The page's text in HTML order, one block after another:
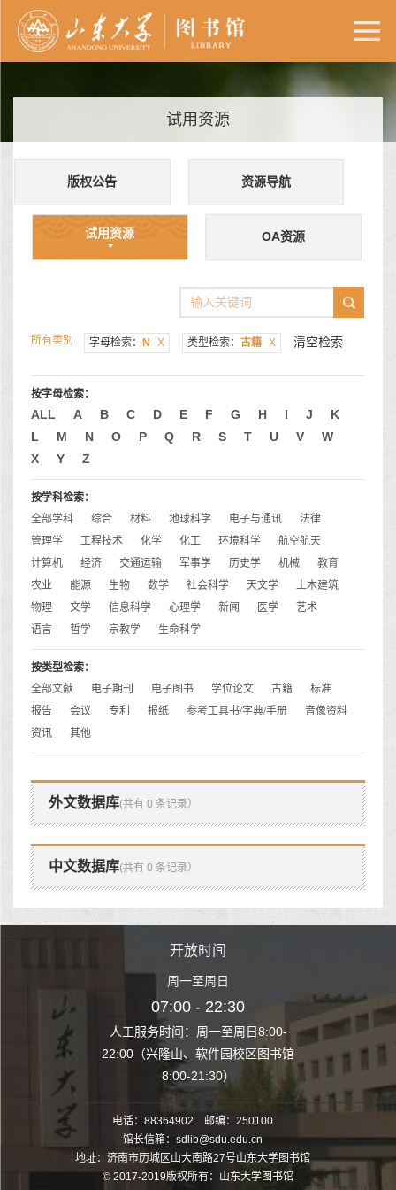
试用资源
版权公告 资源导航
试用资源 OA资源
所有类别 字母检索： N X 类型检索： 古籍 X 清空检索
按字母检索：
ALL A B C D E F G H I J
K
L
M N O P Q R S T U V
W
X
Y Z
按学科检索：
全部学科
综合 材料 地球科学 电子与通讯
法律
管理学
工程技术 化学 化工 环境科学
航空航天
计算机
经济 交通运输 军事学 历史学 机械
教育
农业
能源 生物 数学 社会科学 天文学
土木建筑
物理
文学 信息科学 心理学 新闻 医学
艺术
语言
哲学 宗教学 生命科学
按类型检索：
全部文献
电子期刊 电子图书 学位论文 古籍
标准
报告
会议 专利 报纸 参考工具书/字典/手册
音像资料
资讯
其他
外文数据库(共有 0 条记录）
中文数据库(共有 0 条记录）
至周日8:00-
园校区图书馆
开放时间
周一至周日
07:00 - 22:30
人工服务时间：周一至周日8:00-
22:00（兴隆山、软件园校区图书馆
8:00-21:30）
人工服务时间
22:00（兴隆山
电话：88364902 邮编：250100
馆长信箱：sdlib@sdu.edu.cn
地址：济南市历城区山大南路27号山东大学图书馆
© 2017-2019版权所有：山东大学图书馆